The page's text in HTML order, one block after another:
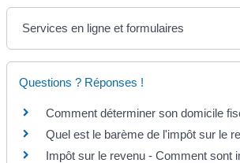
Services en ligne et formulaires
Questions ? Réponses !
Comment déterminer son domicile
Quel est le barème de l'impôt sur le
Impôt sur le revenu - Comment sont